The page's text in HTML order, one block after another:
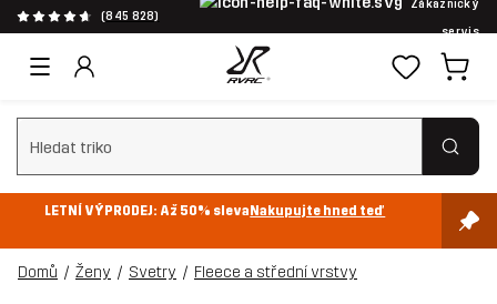
(845 828)
Zákaznický
servis
Vymazat vyhledávání
LETNÍ VÝPRODEJ: Až 50% slevaNakupujte hned teď
Domů Ženy Svetry Fleece a střední vrstvy